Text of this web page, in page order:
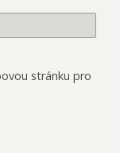
stránku pro